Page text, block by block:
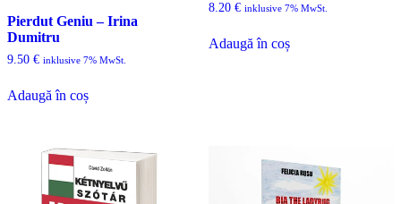
Pierdut Geniu – Irina
Dumitru
9.50 € inklusive 7% MwSt.
Adaugă în coș
8.20 € inklusive 7% MwSt.
Adaugă în coș